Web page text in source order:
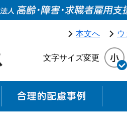
本文へ
文字サイズ変更
モデル事例 合理的